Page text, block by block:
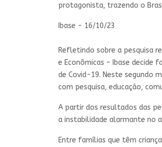
protagonista, trazendo o
Ibase - 16/10/23
Refletindo sobre a pesquisa
e Econômicas – Ibase decide
de Covid-19. Neste segundo
com pesquisa, educação,
A partir dos resultados das
a instabilidade alarmante no
Entre famílias que têm